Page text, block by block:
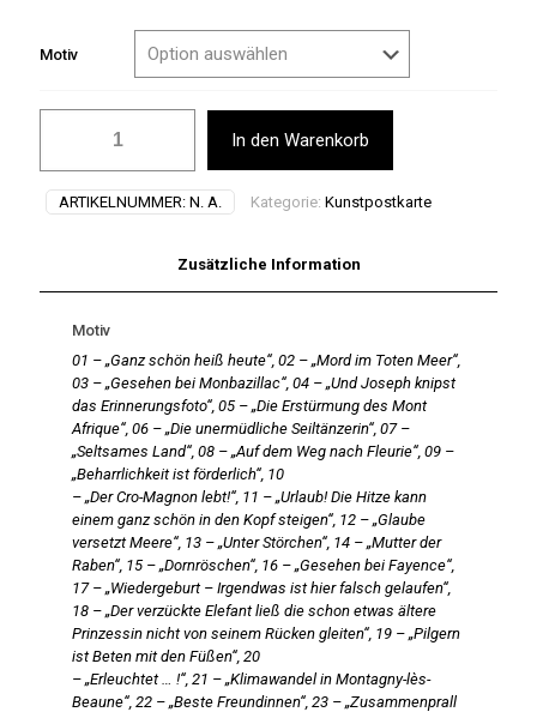
Motiv
immer
...
Menge
In den Warenkorb
ARTIKELNUMMER: N. A. Kategorie: Kunstpostkarte
Zusätzliche Information
Motiv
01 – „Ganz schön heiß heute“, 02 – „Mord im Toten Meer“,
03 – „Gesehen bei Monbazillac“, 04 – „Und Joseph knipst
das Erinnerungsfoto“, 05 – „Die Erstürmung des Mont
Afrique“, 06 – „Die unermüdliche Seiltänzerin“, 07 –
„Seltsames Land“, 08 – „Auf dem Weg nach Fleurie“, 09 –
„Beharrlichkeit ist förderlich“, 10
– „Der Cro-Magnon lebt!“, 11 – „Urlaub! Die Hitze kann
einem ganz schön in den Kopf steigen“, 12 – „Glaube
versetzt Meere“, 13 – „Unter Störchen“, 14 – „Mutter der
Raben“, 15 – „Dornröschen“, 16 – „Gesehen bei Fayence“,
17 – „Wiedergeburt – Irgendwas ist hier falsch gelaufen“,
18 – „Der verzückte Elefant ließ die schon etwas ältere
Prinzessin nicht von seinem Rücken gleiten“, 19 – „Pilgern
ist Beten mit den Füßen“, 20
– „Erleuchtet … !“, 21 – „Klimawandel in Montagny-lès-
Beaune“, 22 – „Beste Freundinnen“, 23 – „Zusammenprall